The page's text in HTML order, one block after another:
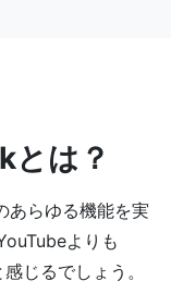
は？
あらゆる機能を実
よりも
じるでしょう。